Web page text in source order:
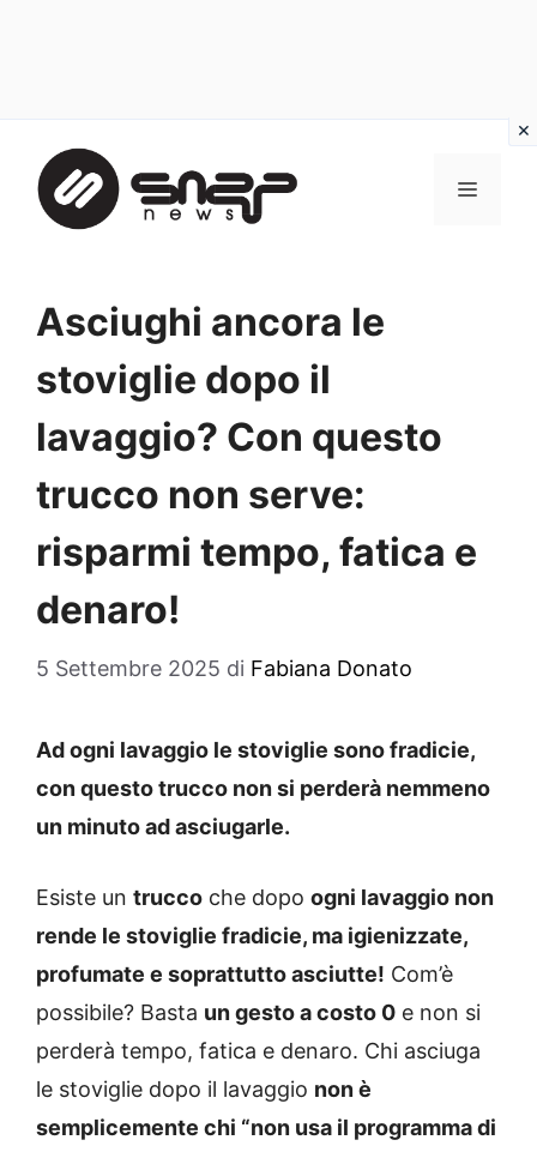
contenuto
MENU
Asciughi ancora le
stoviglie dopo il
lavaggio? Con questo
trucco non serve:
risparmi tempo, fatica e
denaro!
5 Settembre 2025 di Fabiana Donato
Ad ogni lavaggio le stoviglie sono fradicie,
con questo trucco non si perderà nemmeno
un minuto ad asciugarle.
Esiste un trucco che dopo ogni lavaggio non
rende le stoviglie fradicie, ma igienizzate,
profumate e soprattutto asciutte! Com’è
possibile? Basta un gesto a costo 0 e non si
perderà tempo, fatica e denaro. Chi asciuga
le stoviglie dopo il lavaggio non è
semplicemente chi “non usa il programma di